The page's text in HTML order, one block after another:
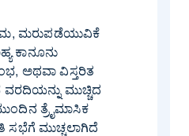
ಮರುಪಡೆಯುವಿಕೆ
ಕಾನೂನು
ಅಥವಾ ವಿಸ್ತರಿತ
ವರದಿಯನ್ನು ಮುಚ್ಚಿದ
ತ್ರೈಮಾಸಿಕ
ಮುಚ್ಚಲಾಗಿದೆ